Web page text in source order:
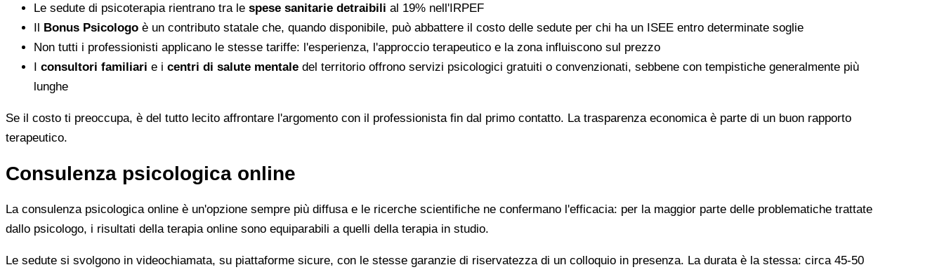
Le sedute di psicoterapia rientrano tra le spese sanitarie detraibili al 19% nell'IRPEF
Il Bonus Psicologo è un contributo statale che, quando disponibile, può abbattere il costo delle sedute per chi ha un ISEE entro determinate soglie
Non tutti i professionisti applicano le stesse tariffe: l'esperienza, l'approccio terapeutico e la zona influiscono sul prezzo
I consultori familiari e i centri di salute mentale del territorio offrono servizi psicologici gratuiti o convenzionati, sebbene con tempistiche generalmente più
lunghe
Se il costo ti preoccupa, è del tutto lecito affrontare l'argomento con il professionista fin dal primo contatto. La trasparenza economica è parte di un buon rapporto
terapeutico.
Consulenza psicologica online
La consulenza psicologica online è un'opzione sempre più diffusa e le ricerche scientifiche ne confermano l'efficacia: per la maggior parte delle problematiche trattate
dallo psicologo, i risultati della terapia online sono equiparabili a quelli della terapia in studio.
Le sedute si svolgono in videochiamata, su piattaforme sicure, con le stesse garanzie di riservatezza di un colloquio in presenza. La durata è la stessa: circa 45-50